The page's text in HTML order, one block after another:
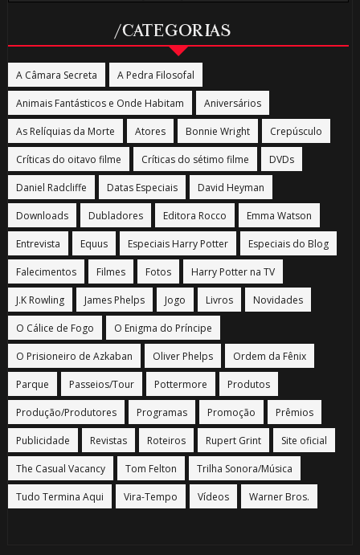
/CATEGORIAS
A Câmara Secreta A Pedra Filosofal
Animais Fantásticos e Onde Habitam Aniversários
As Relíquias da Morte Atores Bonnie Wright Crepúsculo
Críticas do oitavo filme Críticas do sétimo filme DVDs
Daniel Radcliffe Datas Especiais David Heyman
Downloads Dubladores Editora Rocco Emma Watson
Entrevista Equus Especiais Harry Potter Especiais do Blog
Falecimentos Filmes Fotos Harry Potter na TV
J.K Rowling James Phelps Jogo Livros Novidades
O Cálice de Fogo O Enigma do Príncipe
O Prisioneiro de Azkaban Oliver Phelps Ordem da Fênix
Parque Passeios/Tour Pottermore Produtos
Produção/Produtores Programas Promoção Prêmios
Publicidade Revistas Roteiros Rupert Grint Site oficial
The Casual Vacancy Tom Felton Trilha Sonora/Música
Tudo Termina Aqui Vira-Tempo Vídeos Warner Bros.